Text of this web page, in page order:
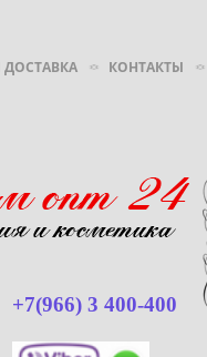
КОНТАКТЫ
+7(966) 3 400-400